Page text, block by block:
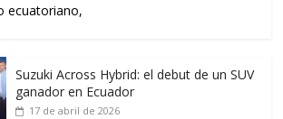
ecuatoriano,
Suzuki Across Hybrid: el debut de un SUV
ganador en Ecuador
17 de abril de 2026